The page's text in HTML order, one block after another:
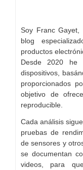
Soy Franc
blog
productos
Desde 2020 he
dispositivos,
proporcionados
objetivo de
reproducible.
Cada análisis
pruebas de
de sensores y
se documentan
videos, para